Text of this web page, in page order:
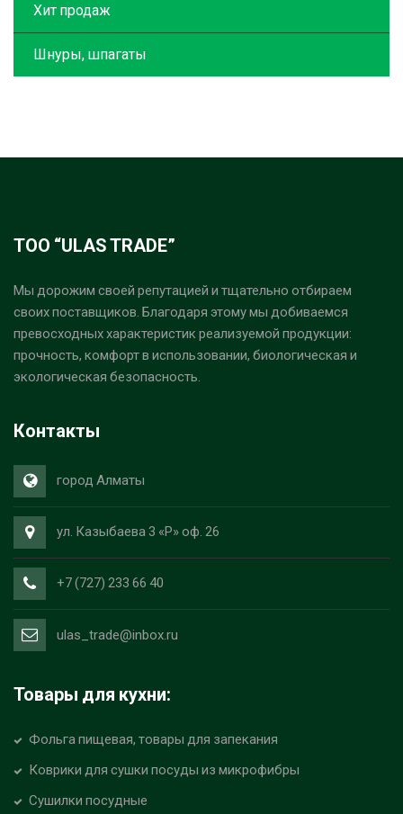
Хит продаж
Шнуры, шпагаты
ТОО “ULAS TRADE”
Мы дорожим своей репутацией и тщательно отбираем
своих поставщиков. Благодаря этому мы добиваемся
превосходных характеристик реализуемой продукции:
прочность, комфорт в использовании, биологическая и
экологическая безопасность.
Контакты
город Алматы
ул. Казыбаева 3 «Р» оф. 26
+7 (727) 233 66 40
ulas_trade@inbox.ru
Товары для кухни:
Фольга пищевая, товары для запекания
Коврики для сушки посуды из микрофибры
Сушилки посудные